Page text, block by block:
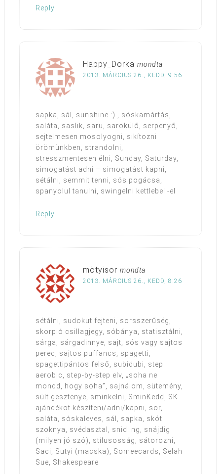
Reply
Happy_Dorka mondta
2013. MÁRCIUS 26., KEDD, 9:56
sapka, sál, sunshine :) , sóskamártás,
saláta, saslik, saru, sarokülő, serpenyő,
sejtelmesen mosolyogni, sikítozni
örömünkben, strandolni,
stresszmentesen élni, Sunday, Saturday,
simogatást adni – simogatást kapni,
sétálni, semmit tenni, sós pogácsa,
spanyolul tanulni, swingelni kettlebell-el
Reply
mötyisor mondta
2013. MÁRCIUS 26., KEDD, 8:26
sétálni, sudokut fejteni, sorsszerűség,
skorpió csillagjegy, sóbánya, statisztálni,
sárga, sárgadinnye, sajt, sós vagy sajtos
perec, sajtos puffancs, spagetti,
spagettipántos felső, subidubi, step
aerobic, step-by-step elv, „soha ne
mondd, hogy soha”, sajnálom, sütemény,
sült gesztenye, sminkelni, SminKedd, SK
ajándékot készíteni/adni/kapni, sör,
saláta, sóskaleves, sál, sapka, skót
szoknya, svédasztal, snidling, snájdig
(milyen jó szó), stílusosság, sátorozni,
Saci, Sutyi (macska), Someecards, Selah
Sue, Shakespeare